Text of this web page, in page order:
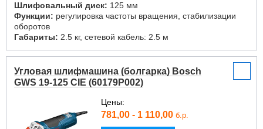
Шлифовальный диск: 125 мм
Функции: регулировка частоты вращения, стабилизации
оборотов
Габариты: 2.5 кг, сетевой кабель: 2.5 м
Угловая шлифмашина (болгарка) Bosch
GWS 19-125 CIE (60179P002)
Цены:
781,00 - 1 110,00 б.р.